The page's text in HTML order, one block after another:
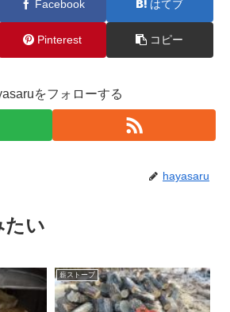
Facebook はてブ
Pinterest コピー
をフォローする
hayasaru
たい
薪ストーブ